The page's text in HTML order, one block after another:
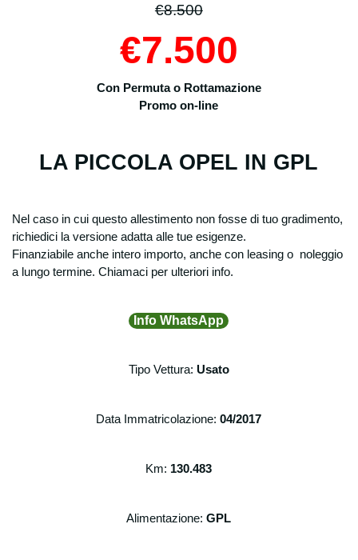
€8.500
€7.500
Con Permuta o Rottamazione
Promoon-line
LA PICCOLA OPEL IN GPL
Nel caso in cui questo allestimento non fosse di tuo gradimento,
richiedici la versione adatta alle tue esigenze.
Finanziabile anche intero importo, anche con leasing o noleggio
a lungo termine. Chiamaci per ulteriori info.
Info WhatsApp
Tipo Vettura: Usato
Data Immatricolazione:04/2017
Km: 130.483
Alimentazione: GPL